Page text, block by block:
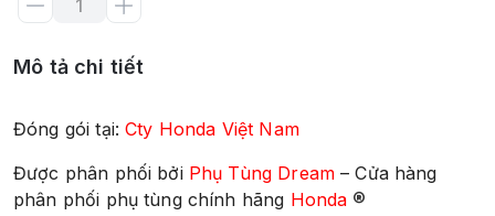
Mô tả chi tiết
Đóng gói tại:Cty Honda Việt Nam
Được phân phối bởi Phụ Tùng Dream– Cửa hàng
phân phối phụ tùng chính hãng Honda ®